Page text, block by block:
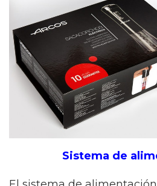
Sistema de